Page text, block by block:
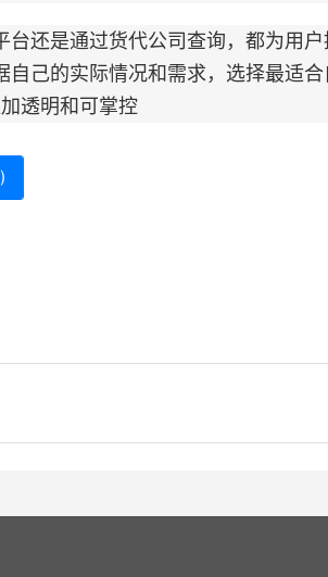
还是通过货代公司查询，都为用户
己的实际情况和需求，选择最适合
透明和可掌控
)